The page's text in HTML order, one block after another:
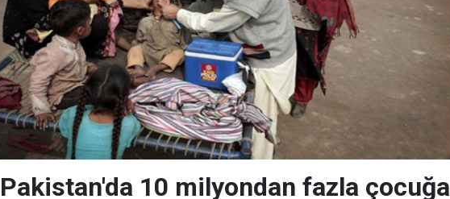
Pakistan'da 10 milyondan fazla çocuğa